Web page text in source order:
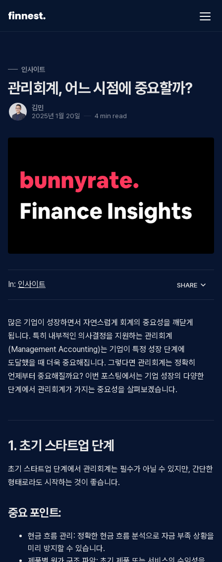
Career↗
About Us
인사이트
관리회계, 어느 시점에 중요할까?
김민
2025년 1월 20일 4 min read
In: 인사이트 SHARE
많은 기업이 성장하면서 자연스럽게 회계의 중요성을 깨닫게
됩니다. 특히 내부적인 의사결정을 지원하는 관리회계
(Management Accounting)는 기업이 특정 성장 단계에
도달했을 때 더욱 중요해집니다. 그렇다면 관리회계는 정확히
언제부터 중요해질까요? 이번 포스팅에서는 기업 성장의 다양한
단계에서 관리회계가 가지는 중요성을 살펴보겠습니다.
1. 초기 스타트업 단계
초기 스타트업 단계에서 관리회계는 필수가 아닐 수 있지만, 간단한
형태로라도 시작하는 것이 좋습니다.
중요 포인트:
현금 흐름 관리: 정확한 현금 흐름 분석으로 자금 부족 상황을
미리 방지할 수 있습니다.